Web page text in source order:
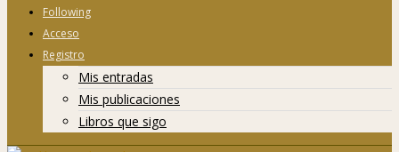
Following
Acceso
Registro
Mis entradas
Mis publicaciones
Libros que sigo